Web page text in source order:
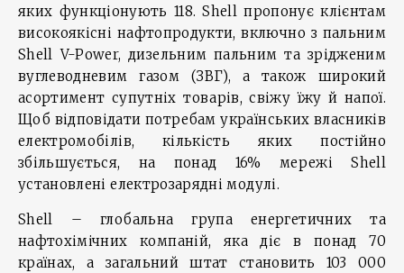
яких функціонують 118. Shell пропонує клієнтам
високоякісні нафтопродукти, включно з пальним
Shell V-Power, дизельним пальним та зрідженим
вуглеводневим газом (ЗВГ), а також широкий
асортимент супутніх товарів, свіжу їжу й напої.
Щоб відповідати потребам українських власників
електромобілів, кількість яких постійно
збільшується, на понад 16% мережі Shell
установлені електрозарядні модулі.
Shell – глобальна група енергетичних та
нафтохімічних компаній, яка діє в понад 70
країнах, а загальний штат становить 103 000